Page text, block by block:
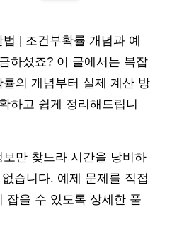
| 조건부확률 개념과 예
하셨죠? 이 글에서는 복잡
의 개념부터 실제 계산 방
하고 쉽게 정리해드립니
만 찾느라 시간을 낭비하
습니다. 예제 문제를 직접
잡을 수 있도록 상세한 풀